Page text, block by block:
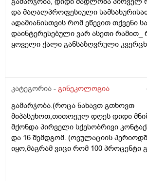
და მაღალპროფესიული
ადამიანისთვის რომ ეწევით თქვენი
დაინტერესებული ვარ ასეთი
ყოველი ქალი განსაზღვრული
თითოელისთვის, ეს რიცხვი
(ჩვილობიდან) რომელ პროცესებზე?
რომ დავუშვათ, ზოგიერთ ქალბატონს
რაოდენობა აქვთ მათ ორგანიზმში
კვერცხუჯრედებისა, დაბადების
კი მცირე? მადლობთ!
კატეგორია - გინეკოლოგია
გამარჯობა.(როცა ნახავთ გთხოვთ
მიპასუხოთ,თითოეულ დღეს დიდი
მქონდა პირველი სქესობრივი
და 16 შემდგომ. (ოვულაციის
იყო,მაგრამ ვიცი რომ 100 პროცენტი
ვფოქრობ რადგანაც Implantation